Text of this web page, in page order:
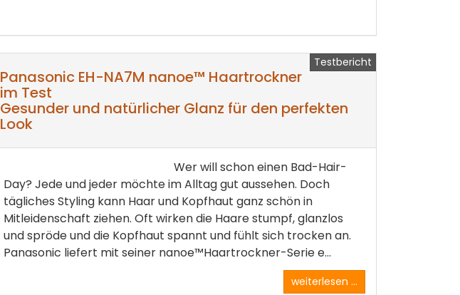
Testbericht
Panasonic EH-NA7M nanoe™ Haartrockner
im Test
Gesunder und natürlicher Glanz für den perfekten
Look
Wer will schon einen Bad-Hair-
Day? Jede und jeder möchte im Alltag gut aussehen. Doch
tägliches Styling kann Haar und Kopfhaut ganz schön in
Mitleidenschaft ziehen. Oft wirken die Haare stumpf, glanzlos
und spröde und die Kopfhaut spannt und fühlt sich trocken an.
Panasonic liefert mit seiner nanoe™Haartrockner-Serie e...
weiterlesen ...